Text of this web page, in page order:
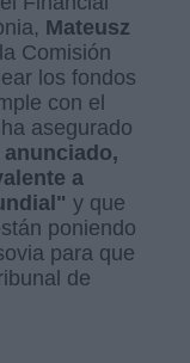
Mateusz
Comisión
los fondos
con el
asegurado
a
y que
poniendo
para que
de